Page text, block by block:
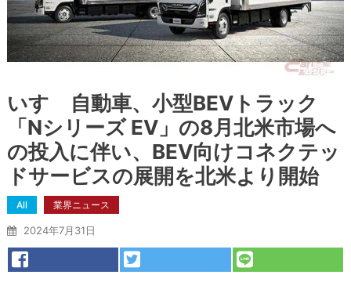
いすゞ自動車、小型BEVトラック
「Nシリーズ EV」の8月北米市場へ
の投入に伴い、BEV向けコネクテッ
ドサービスの展開を北米より開始
All 業界ニュース
2024年7月31日